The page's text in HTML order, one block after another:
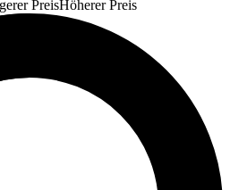
PreisHöherer Preis